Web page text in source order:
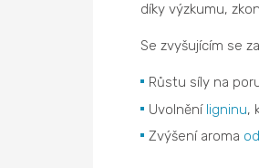
díky výzkumu,
Se zvyšujícím se
Růstu síly na
Uvolnění ligninu,
Zvýšení aroma